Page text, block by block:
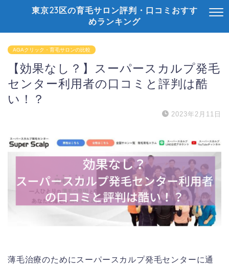
東京23区の育毛サロン評判・口コミおすす
めランキング
AGAクリック・育毛サロンの比較
【効果なし？】スーパースカルプ発毛
センター利用者の口コミと評判は酷
い！？
2023年2月11日
薄毛治療のためにスーパースカルプ発毛センターに通